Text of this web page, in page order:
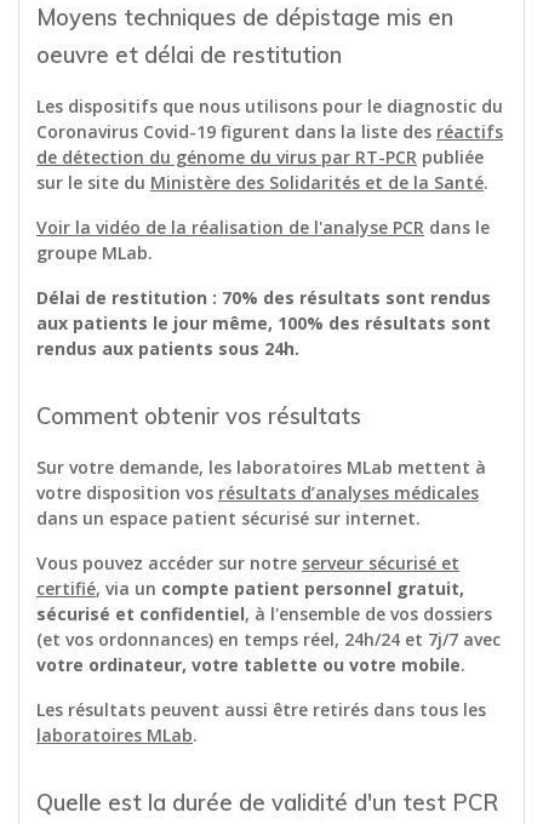
Moyens techniques de dépistage mis en
oeuvre et délai de restitution
Les dispositifs que nous utilisons pour le diagnostic du
Coronavirus Covid-19 figurent dans la liste des réactifs
de détection du génome du virus par RT-PCR publiée
sur le site du Ministère des Solidarités et de la Santé.
Voir la vidéo de la réalisation de l'analyse PCR dans le
groupe MLab.
Délai de restitution : 70% des résultats sont rendus
aux patients le jour même, 100% des résultats sont
rendus aux patients sous 24h.
Comment obtenir vos résultats
Sur votre demande, les laboratoires MLab mettent à
votre disposition vos résultats d’analyses médicales
dans un espace patient sécurisé sur internet.
Vous pouvez accéder sur notre serveur sécurisé et
certifié, via un compte patient personnel gratuit,
sécurisé et confidentiel, à l'ensemble de vos dossiers
(et vos ordonnances) en temps réel, 24h/24 et 7j/7 avec
votre ordinateur, votre tablette ou votre mobile.
Les résultats peuvent aussi être retirés dans tous les
laboratoires MLab.
Quelle est la durée de validité d'un test PCR